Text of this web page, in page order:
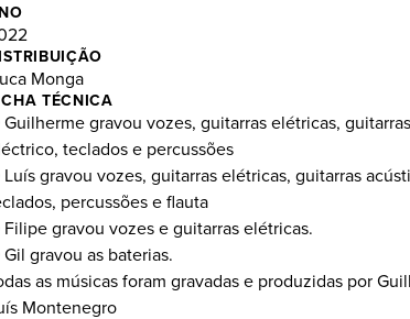
Monga
TÉCNICA
Guilherme gravou vozes, guitarras elétricas,
teclados e percussões
Luís gravou vozes, guitarras elétricas, guitarras
percussões e flauta
Filipe gravou vozes e guitarras elétricas.
Gil gravou as baterias.
as músicas foram gravadas e produzidas por
Montenegro